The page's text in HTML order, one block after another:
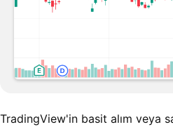
TradingView'in basit alım veya